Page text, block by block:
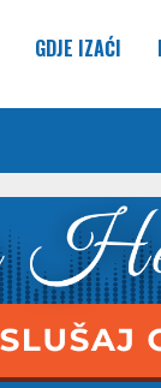
GDJE IZAĆI